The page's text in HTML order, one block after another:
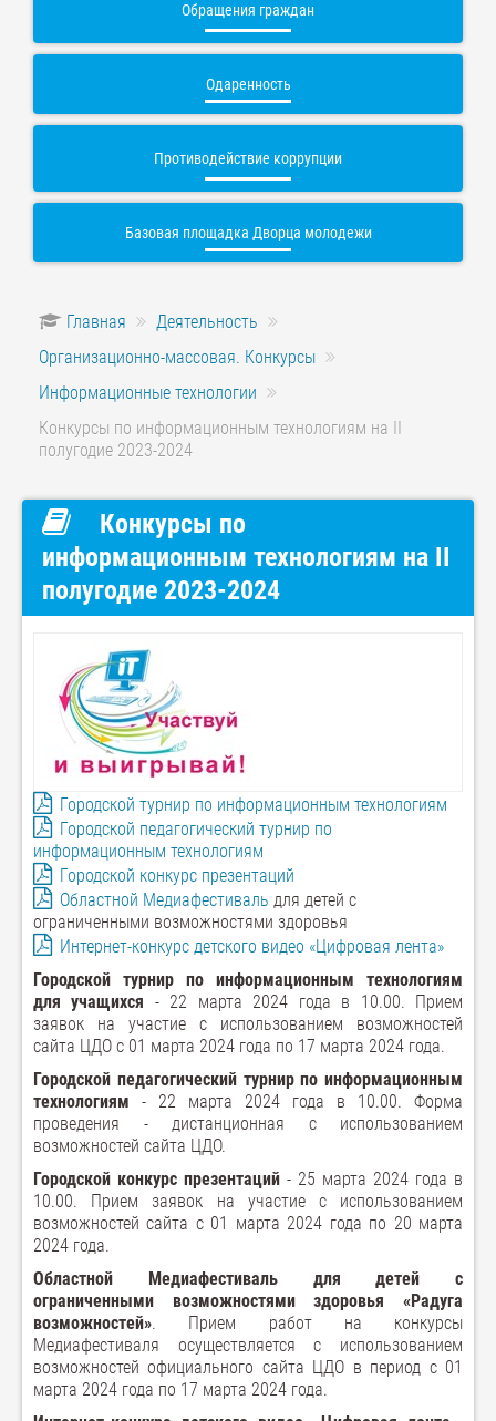
Обращения граждан
Одаренность
Противодействие коррупции
Базовая площадка Дворца молодежи
Главная
Деятельность
Организационно-массовая. Конкурсы
Информационные технологии
Конкурсы по информационным технологиям на II
полугодие 2023-2024
Конкурсы по
информационным технологиям на II
полугодие 2023-2024
Городской турнир по информационным технологиям
Городской педагогический турнир по
информационным технологиям
Городской конкурс презентаций
Областной Медиафестиваль для детей с
ограниченными возможностями здоровья
Интернет-конкурс детского видео «Цифровая лента»
Городской турнир по информационным технологиям
для учащихся - 22 марта 2024 года в 10.00. Прием
заявок на участие с использованием возможностей
сайта ЦДО с 01 марта 2024 года по 17 марта 2024 года.
Городской педагогический турнир по информационным
технологиям - 22 марта 2024 года в 10.00. Форма
проведения - дистанционная с использованием
возможностей сайта ЦДО.
Городской конкурс презентаций - 25 марта 2024 года в
10.00. Прием заявок на участие с использованием
возможностей сайта с 01 марта 2024 года по 20 марта
2024 года.
Областной Медиафестиваль для детей с
ограниченными возможностями здоровья «Радуга
возможностей». Прием работ на конкурсы
Медиафестиваля осуществляется с использованием
возможностей официального сайта ЦДО в период с 01
марта 2024 года по 17 марта 2024 года.